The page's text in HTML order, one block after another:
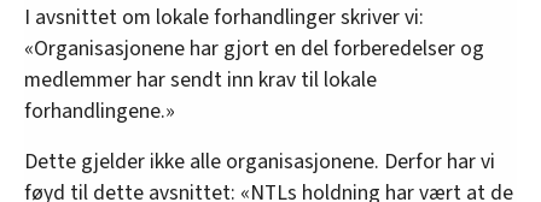
I avsnittet om lokale forhandlinger skriver vi:
«Organisasjonene har gjort en del forberedelser og
medlemmer har sendt inn krav til lokale
forhandlingene.»
Dette gjelder ikke alle organisasjonene. Derfor har vi
føyd til dette avsnittet: «NTLs holdning har vært at de